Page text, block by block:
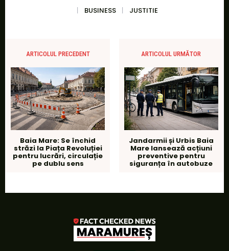
BUSINESS
JUSTITIE
ARTICOLUL PRECEDENT
Baia Mare: Se închid
străzi la Piața Revoluției
pentru lucrări, circulație
pe dublu sens
ARTICOLUL URMĂTOR
Jandarmii și Urbis Baia
Mare lansează acțiuni
preventive pentru
siguranța în autobuze